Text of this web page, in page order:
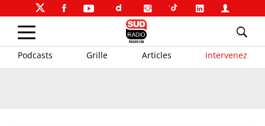
Podcasts Grille Articles Intervenez